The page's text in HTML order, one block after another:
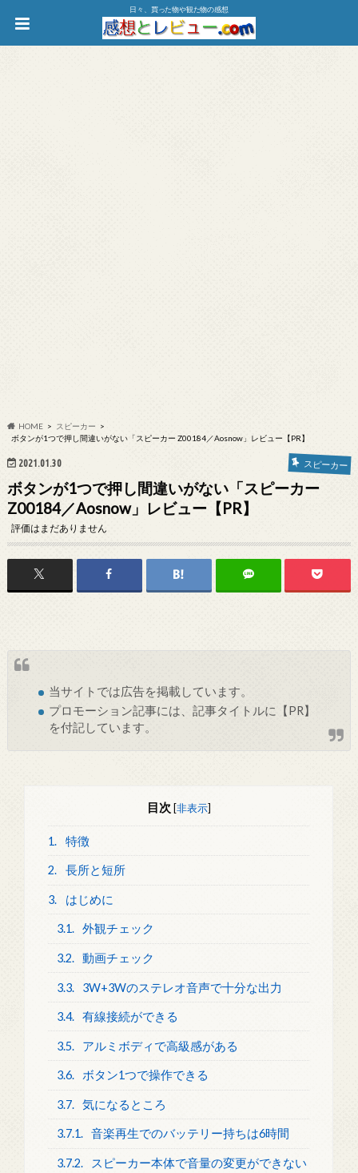
日々、買った物や観た物の感想
HOME
スピーカー
ボタンが1つで押し間違いがない「スピーカー Z00184／Aosnow」レビュー【PR】
2021.01.30 スピーカー
ボタンが1つで押し間違いがない「スピーカー
Z00184／Aosnow」レビュー【PR】
評価はまだありません
当サイトでは広告を掲載しています。
プロモーション記事には、記事タイトルに【PR】
を付記しています。
目次 [非表示]
1. 特徴
2. 長所と短所
3. はじめに
3.1. 外観チェック
3.2. 動画チェック
3.3. 3W+3Wのステレオ音声で十分な出力
3.4. 有線接続ができる
3.5. アルミボディで高級感がある
3.6. ボタン1つで操作できる
3.7. 気になるところ
3.7.1. 音楽再生でのバッテリー持ちは6時間
3.7.2. スピーカー本体で音量の変更ができない